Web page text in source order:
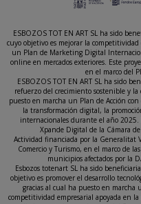
ESBOZOS TOT EN ART SL ha sido
cuyo objetivo es mejorar la
un Plan de Marketing Digital
online en mercados exteriores. Este
en el marco del
ESBOZOS TOT EN ART SL ha sido
refuerzo del crecimiento sostenible y la
puesto en marcha un Plan de Acción
la transformación digital, la
internacionales durante el año 2025.
Xpande Digital de la Cámara
Actividad financiada por la Generalitat
Comercio y Turismo, en el marco de
municipios afectados por la
Esbozos totenart SL ha sido
objetivo es promover el desarrollo
gracias al cual ha puesto en marcha
competitividad empresarial apoyada en